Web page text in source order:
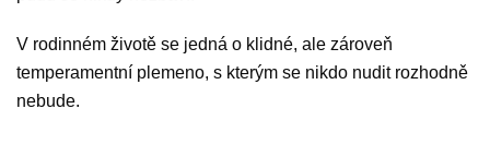
V rodinném životě se jedná o klidné, ale zároveň
temperamentní plemeno, s kterým se nikdo nudit rozhodně
nebude.